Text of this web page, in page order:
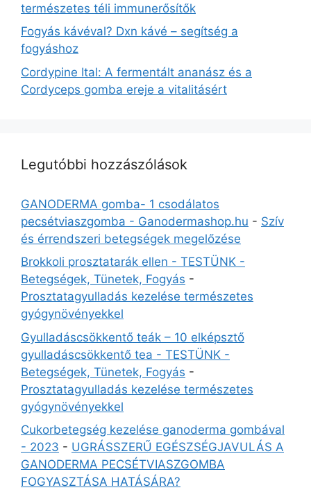
természetes téli immunerősítők
Fogyás kávéval? Dxn kávé – segítség a
fogyáshoz
Cordypine Ital: A fermentált ananász és a
Cordyceps gomba ereje a vitalitásért
Legutóbbi hozzászólások
GANODERMA gomba- 1 csodálatos
pecsétviaszgomba - Ganodermashop.hu - Szív
és érrendszeri betegségek megelőzése
Brokkoli prosztatarák ellen - TESTÜNK -
Betegségek, Tünetek, Fogyás -
Prosztatagyulladás kezelése természetes
gyógynövényekkel
Gyulladáscsökkentő teák – 10 elképsztő
gyulladáscsökkentő tea - TESTÜNK -
Betegségek, Tünetek, Fogyás -
Prosztatagyulladás kezelése természetes
gyógynövényekkel
Cukorbetegség kezelése ganoderma gombával
- 2023 - UGRÁSSZERŰ EGÉSZSÉGJAVULÁS A
GANODERMA PECSÉTVIASZGOMBA
FOGYASZTÁSA HATÁSÁRA?